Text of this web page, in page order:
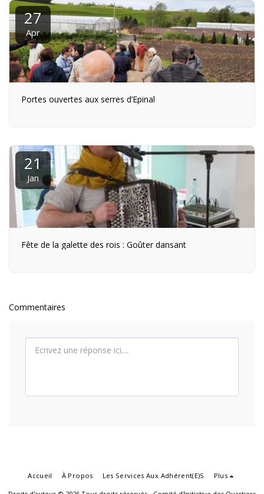
27
Apr
Portes ouvertes aux serres d’Epinal
21
Jan
Fête de la galette des rois : Goûter dansant
Commentaires
Accueil À Propos Les Services Aux Adhérent(e)s Plus